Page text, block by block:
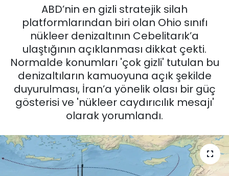
ABD’nin en gizli stratejik silah
platformlarından biri olan Ohio sınıfı
nükleer denizaltının Cebelitarık’a
ulaştığının açıklanması dikkat çekti.
Normalde konumları 'çok gizli' tutulan bu
denizaltıların kamuoyuna açık şekilde
duyurulması, İran’a yönelik olası bir güç
gösterisi ve 'nükleer caydırıcılık mesajı'
olarak yorumlandı.
EĞİTİM
EKONOMİ
English News
GÜNCEL
KÜLTÜR SANAT
MAGAZİN
POLİTİKA
Tüm Manşetler
Son Dakika Haberleri
Haber Arşivi